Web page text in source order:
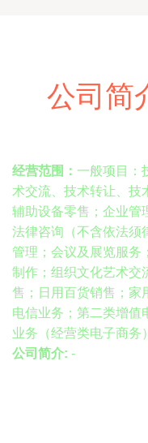
公司简
经营范围： 一般项目：
术交流、技术转让、技
辅助设备零售；企业管
法律咨询（不含依法须
管理；会议及展览服务
制作；组织文化艺术交
售；日用百货销售；家
电信业务；第二类增值
业务（经营类电子商务
公司简介: -